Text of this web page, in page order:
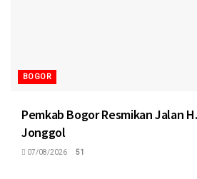
BOGOR
Pemkab Bogor Resmikan Jalan
Jonggol
07/08/2026 51